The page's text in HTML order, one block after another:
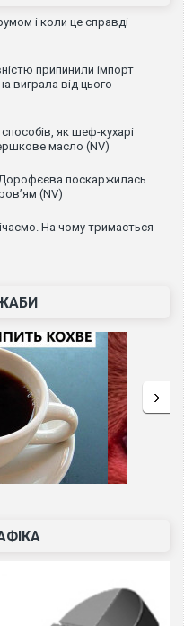
і коли це справді
припинили імпорт
виграла від цього
як шеф-кухарі
масло (NV)
поскаржилась
(NV)
На чому тримається